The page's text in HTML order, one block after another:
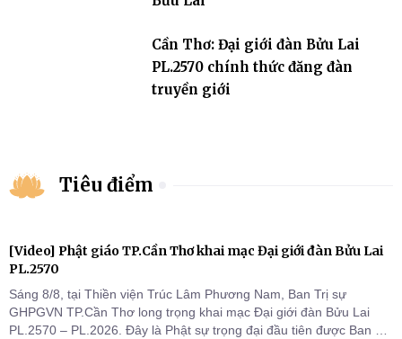
Cần Thơ: Đại giới đàn Bửu Lai
PL.2570 chính thức đăng đàn
truyền giới
Tiêu điểm
[Video] Phật giáo TP.Cần Thơ khai mạc Đại giới đàn Bửu Lai
PL.2570
Sáng 8/8, tại Thiền viện Trúc Lâm Phương Nam, Ban Trị sự
GHPGVN TP.Cần Thơ long trọng khai mạc Đại giới đàn Bửu Lai
PL.2570 – PL.2026. Đây là Phật sự trọng đại đầu tiên được Ban Trị